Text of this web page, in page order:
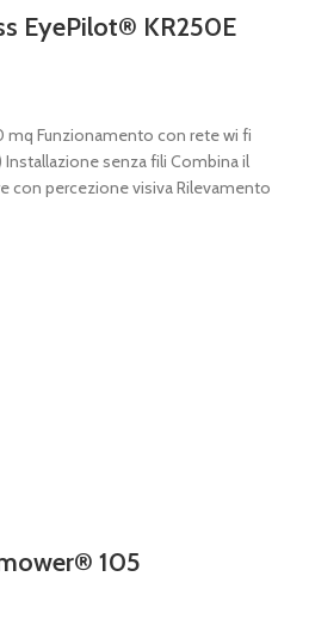
EyePilot® KR250E
mq Funzionamento con rete wi fi
Installazione senza fili Combina il
con percezione visiva Rilevamento
105